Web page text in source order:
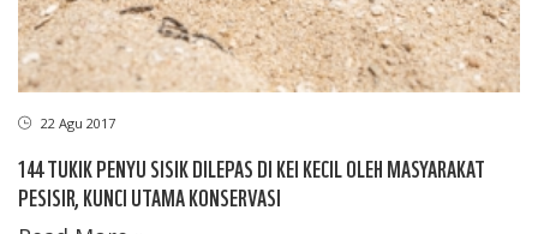
22 Agu 2017
144 TUKIK PENYU SISIK DILEPAS DI KEI KECIL OLEH MASYARAKAT
PESISIR, KUNCI UTAMA KONSERVASI